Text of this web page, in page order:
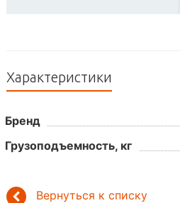
Характеристики
Бренд
Грузоподъемность, кг
Вернуться к списку